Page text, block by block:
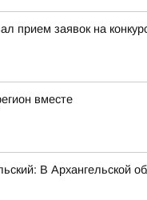
прием заявок на
вместе
В Архангельской